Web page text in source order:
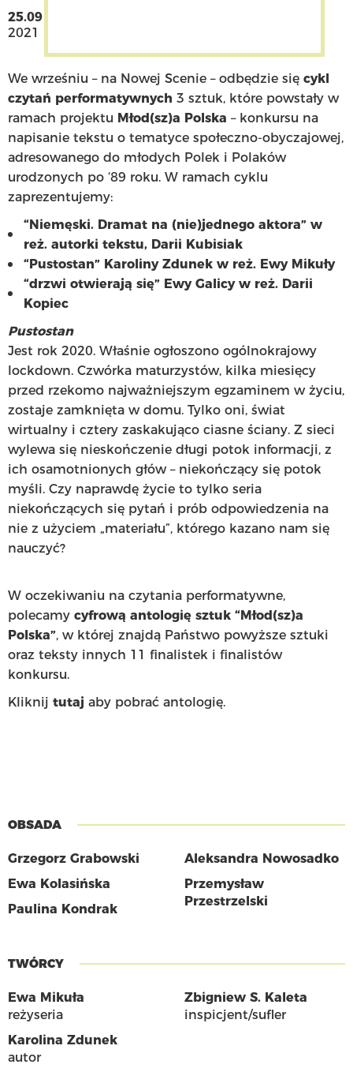
25.09
2021
We wrześniu – na Nowej Scenie – odbędzie się cykl
czytań performatywnych 3 sztuk, które powstały w
ramach projektu Młod(sz)a Polska – konkursu na
napisanie tekstu o tematyce społeczno-obyczajowej,
adresowanego do młodych Polek i Polaków
urodzonych po ‘89 roku. W ramach cyklu
zaprezentujemy:
“Niemęski. Dramat na (nie)jednego aktora” w
reż. autorki tekstu, Darii Kubisiak
“Pustostan” Karoliny Zdunek w reż. Ewy Mikuły
“drzwi otwierają się” Ewy Galicy w reż. Darii
Kopiec
Pustostan
Jest rok 2020. Właśnie ogłoszono ogólnokrajowy
lockdown. Czwórka maturzystów, kilka miesięcy
przed rzekomo najważniejszym egzaminem w życiu,
zostaje zamknięta w domu. Tylko oni, świat
wirtualny i cztery zaskakująco ciasne ściany. Z sieci
wylewa się nieskończenie długi potok informacji, z
ich osamotnionych głów – niekończący się potok
myśli. Czy naprawdę życie to tylko seria
niekończących się pytań i prób odpowiedzenia na
nie z użyciem „materiału”, którego kazano nam się
nauczyć?
W oczekiwaniu na czytania performatywne,
polecamy cyfrową antologię sztuk “Młod(sz)a
Polska”, w której znajdą Państwo powyższe sztuki
oraz teksty innych 11 finalistek i finalistów
konkursu.
Kliknij tutaj aby pobrać antologię.
OBSADA
Grzegorz Grabowski
Ewa Kolasińska
Paulina Kondrak
Aleksandra Nowosadko
Przemysław
Przestrzelski
TWÓRCY
Ewa Mikuła
reżyseria
Karolina Zdunek
autor
Zbigniew S. Kaleta
inspicjent/sufler